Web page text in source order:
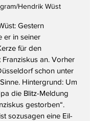
Hendrik Wüst
Gestern
er in seiner
für den
an. Vorher
schon unter
Hintergrund: Um
die Blitz-Meldung
gestorben“.
sozusagen eine Eil-